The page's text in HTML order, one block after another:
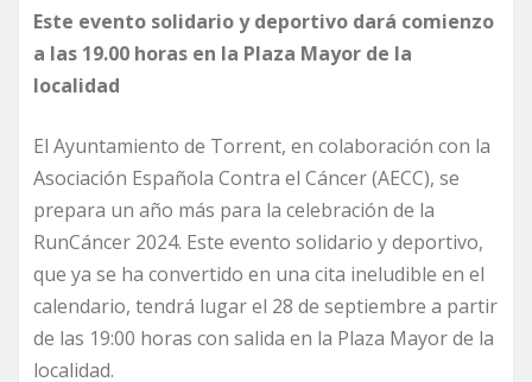
Este evento solidario y deportivo dará comienzo
a las 19.00 horas en la Plaza Mayor de la
localidad
El Ayuntamiento de Torrent, en colaboración con la
Asociación Española Contra el Cáncer (AECC), se
prepara un año más para la celebración de la
RunCáncer 2024. Este evento solidario y deportivo,
que ya se ha convertido en una cita ineludible en el
calendario, tendrá lugar el 28 de septiembre a partir
de las 19:00 horas con salida en la Plaza Mayor de la
localidad.